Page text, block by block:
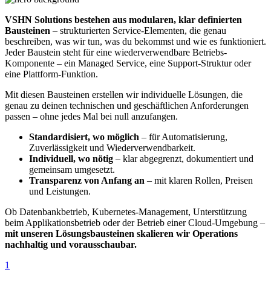
VSHN Solutions bestehen aus modularen, klar definierten
Bausteinen – strukturierten Service-Elementen, die genau
beschreiben, was wir tun, was du bekommst und wie es funktioniert.
Jeder Baustein steht für eine wiederverwendbare Betriebs-
Komponente – ein Managed Service, eine Support-Struktur oder
eine Plattform-Funktion.
Mit diesen Bausteinen erstellen wir individuelle Lösungen, die
genau zu deinen technischen und geschäftlichen Anforderungen
passen – ohne jedes Mal bei null anzufangen.
Standardisiert, wo möglich – für Automatisierung,
Zuverlässigkeit und Wiederverwendbarkeit.
Individuell, wo nötig – klar abgegrenzt, dokumentiert und
gemeinsam umgesetzt.
Transparenz von Anfang an – mit klaren Rollen, Preisen
und Leistungen.
Ob Datenbankbetrieb, Kubernetes-Management, Unterstützung
beim Applikationsbetrieb oder der Betrieb einer Cloud-Umgebung –
mit unseren Lösungsbausteinen skalieren wir Operations
nachhaltig und vorausschaubar.
1